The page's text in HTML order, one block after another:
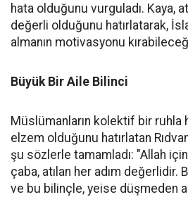
hata olduğunu vurguladı. Kaya,
değerli olduğunu hatırlatarak,
almanın motivasyonu
Büyük Bir Aile Bilinci
Müslümanların kolektif bir ruhla
elzem olduğunu hatırlatan
şu sözlerle tamamladı: "Allah
çaba, atılan her adım değerlidir.
ve bu bilinçle, yeise düşmeden